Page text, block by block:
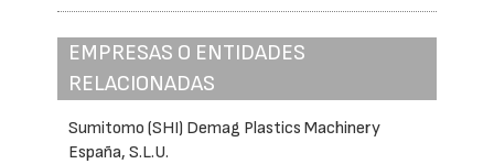
EMPRESAS O ENTIDADES
RELACIONADAS
Sumitomo (SHI) Demag Plastics Machinery
España, S.L.U.